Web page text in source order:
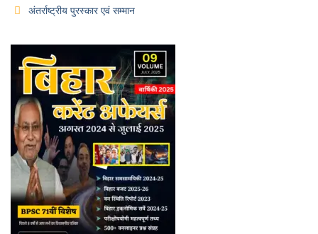
अंतर्राष्ट्रीय पुरस्कार एवं सम्मान